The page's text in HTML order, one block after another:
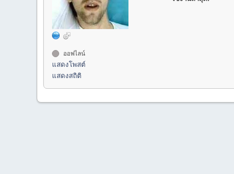
ออฟไลน์
แสดงโพสต์
แสดงสถิติ